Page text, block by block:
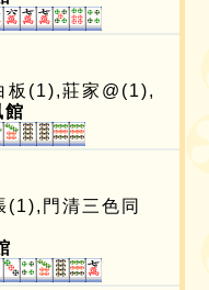
板(1),莊家@(1),
門清三色同